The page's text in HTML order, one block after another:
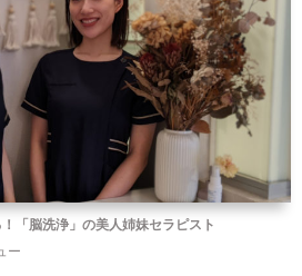
「脳洗浄」の美人姉妹セラピスト
ー